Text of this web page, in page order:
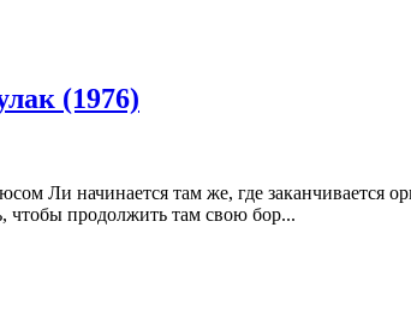
(1976)
Ли начинается там же, где
чтобы продолжить там свою бор...